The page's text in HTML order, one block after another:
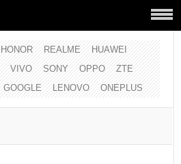
HONOR REALME
HUAWEI
VIVO SONY OPPO
ZTE
GOOGLE LENOVO ONEPLUS